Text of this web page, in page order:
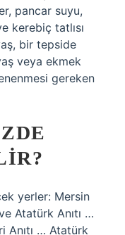
pancar suyu,
kerebiç tatlısı
bir tepside
veya ekmek
gereken
yerler: Mersin
Atatürk Anıtı …
Anıtı … Atatürk